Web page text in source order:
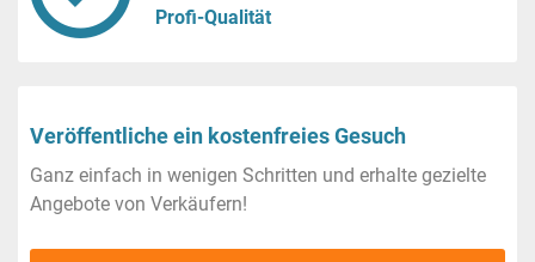
Profi-Qualität
Veröffentliche ein kostenfreies Gesuch
Ganz einfach in wenigen Schritten und erhalte gezielte
Angebote von Verkäufern!